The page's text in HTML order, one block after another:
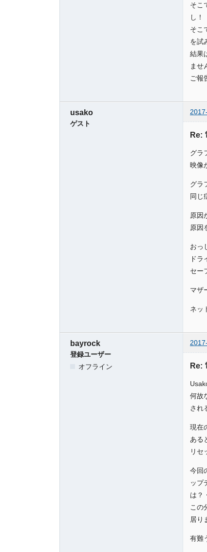
そこ
し！
そこ
を試
結果
ませ
ご報
usako
ゲスト
Re:
グラ
映像
グラ
同じ
原因
原因
おっ
ドラ
セー
マザ
ネッ
bayrock
登録ユーザー
オフライン
Re:
何故
され
現在
ある
リセ
今回
ップ
は？
この
居り
有難